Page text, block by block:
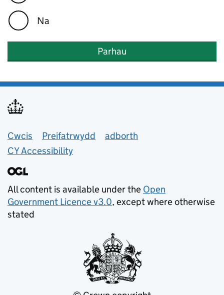
Na
Parhau
Support links
Cwcis Preifatrwydd
adborth
CY Accessibility
All content is available under the Open
Government Licence v3.0, except where otherwise
stated